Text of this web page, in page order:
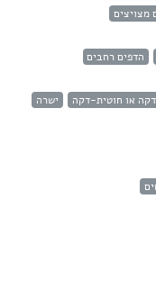
הדפים רחבים
או חוטית-דקה
ישרה